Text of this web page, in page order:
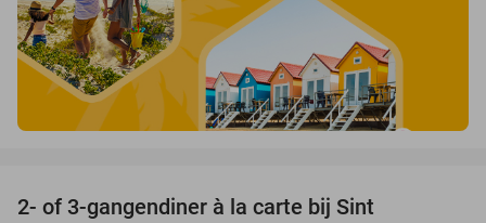
2- of 3-gangendiner à la carte bij Sint